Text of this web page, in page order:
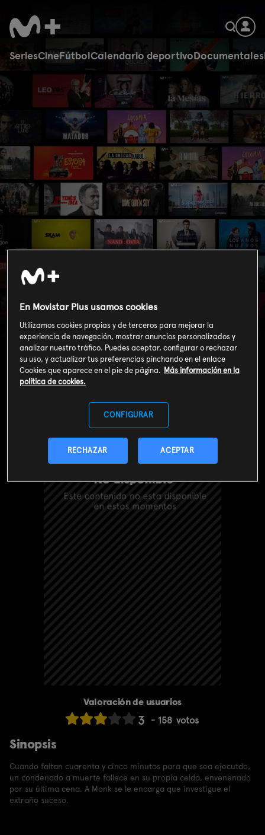
SeriesCineFútbolCalendario deportivoDocumentales
Monk (T2): Ep.16
Monk va a la cárcel
Valoración de usuarios
3 158 votos
Sinopsis
Cuando faltan cuarenta y cinco minutos para que sea ejecutdo,
un condenado a muerte fallece en su propia celda, envenenado
por su última cena. A Monk se le encarga que investigue el
extraño suceso.
En Movistar Plus usamos cookies
Utilizamos cookies propias y de terceros para mejorar la
experiencia de navegación, mostrar anuncios personalizados y
analizar nuestro tráfico. Puedes aceptar, configurar o rechazar
su uso, y actualizar tus preferencias pinchando en el enlace
Cookies que aparece en el pie de página. Más información en la
política de cookies.
CONFIGURAR
RECHAZAR ACEPTAR